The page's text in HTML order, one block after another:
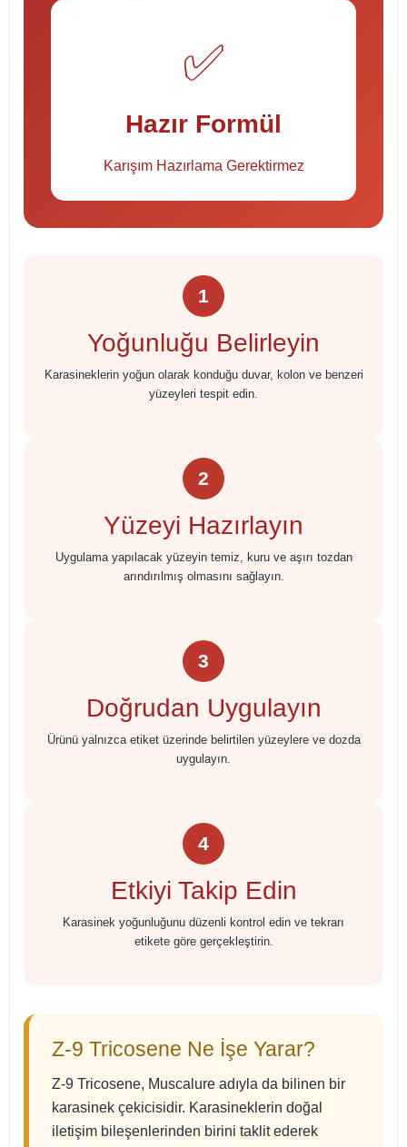
✅
Hazır Formül
Karışım Hazırlama Gerektirmez
1
Yoğunluğu Belirleyin
Karasineklerin yoğun olarak konduğu duvar, kolon ve benzeri
yüzeyleri tespit edin.
2
Yüzeyi Hazırlayın
Uygulama yapılacak yüzeyin temiz, kuru ve aşırı tozdan
arındırılmış olmasını sağlayın.
3
Doğrudan Uygulayın
Ürünü yalnızca etiket üzerinde belirtilen yüzeylere ve dozda
uygulayın.
4
Etkiyi Takip Edin
Karasinek yoğunluğunu düzenli kontrol edin ve tekrarı
etikete göre gerçekleştirin.
Z-9 Tricosene Ne İşe Yarar?
Z-9 Tricosene, Muscalure adıyla da bilinen bir
karasinek çekicisidir. Karasineklerin doğal
iletişim bileşenlerinden birini taklit ederek